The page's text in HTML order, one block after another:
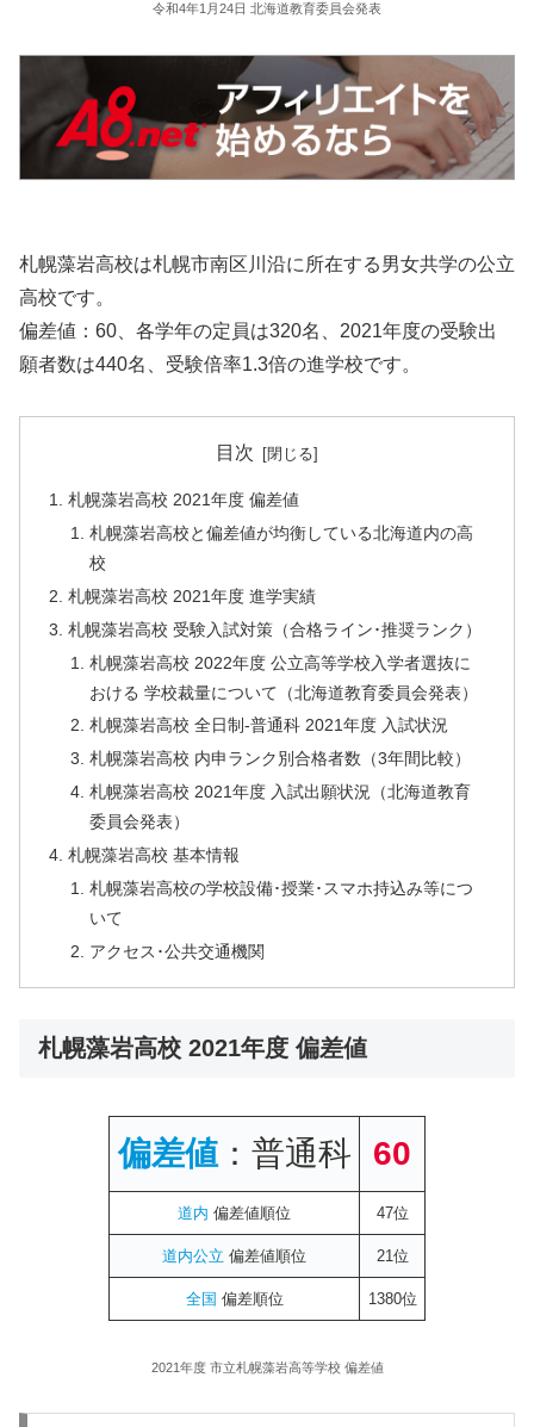
令和4年1月24日 北海道教育委員会発表
札幌藻岩高校は札幌市南区川沿に所在する男女共学の公立
高校です。
偏差値：60、各学年の定員は320名、2021年度の受験出
願者数は440名、受験倍率1.3倍の進学校です。
目次
札幌藻岩高校 2021年度 偏差値
札幌藻岩高校と偏差値が均衡している北海道内の高
校
札幌藻岩高校 2021年度 進学実績
札幌藻岩高校 受験入試対策（合格ライン･推奨ランク）
札幌藻岩高校 2022年度 公立高等学校入学者選抜に
おける 学校裁量について（北海道教育委員会発表）
札幌藻岩高校 全日制-普通科 2021年度 入試状況
札幌藻岩高校 内申ランク別合格者数（3年間比較）
札幌藻岩高校 2021年度 入試出願状況（北海道教育
委員会発表）
札幌藻岩高校 基本情報
札幌藻岩高校の学校設備･授業･スマホ持込み等につ
いて
アクセス･公共交通機関
札幌藻岩高校 2021年度 偏差値
偏差値：普通科 60
道内 偏差値順位 47位
道内公立 偏差値順位 21位
全国 偏差順位 1380位
2021年度 市立札幌藻岩高等学校 偏差値